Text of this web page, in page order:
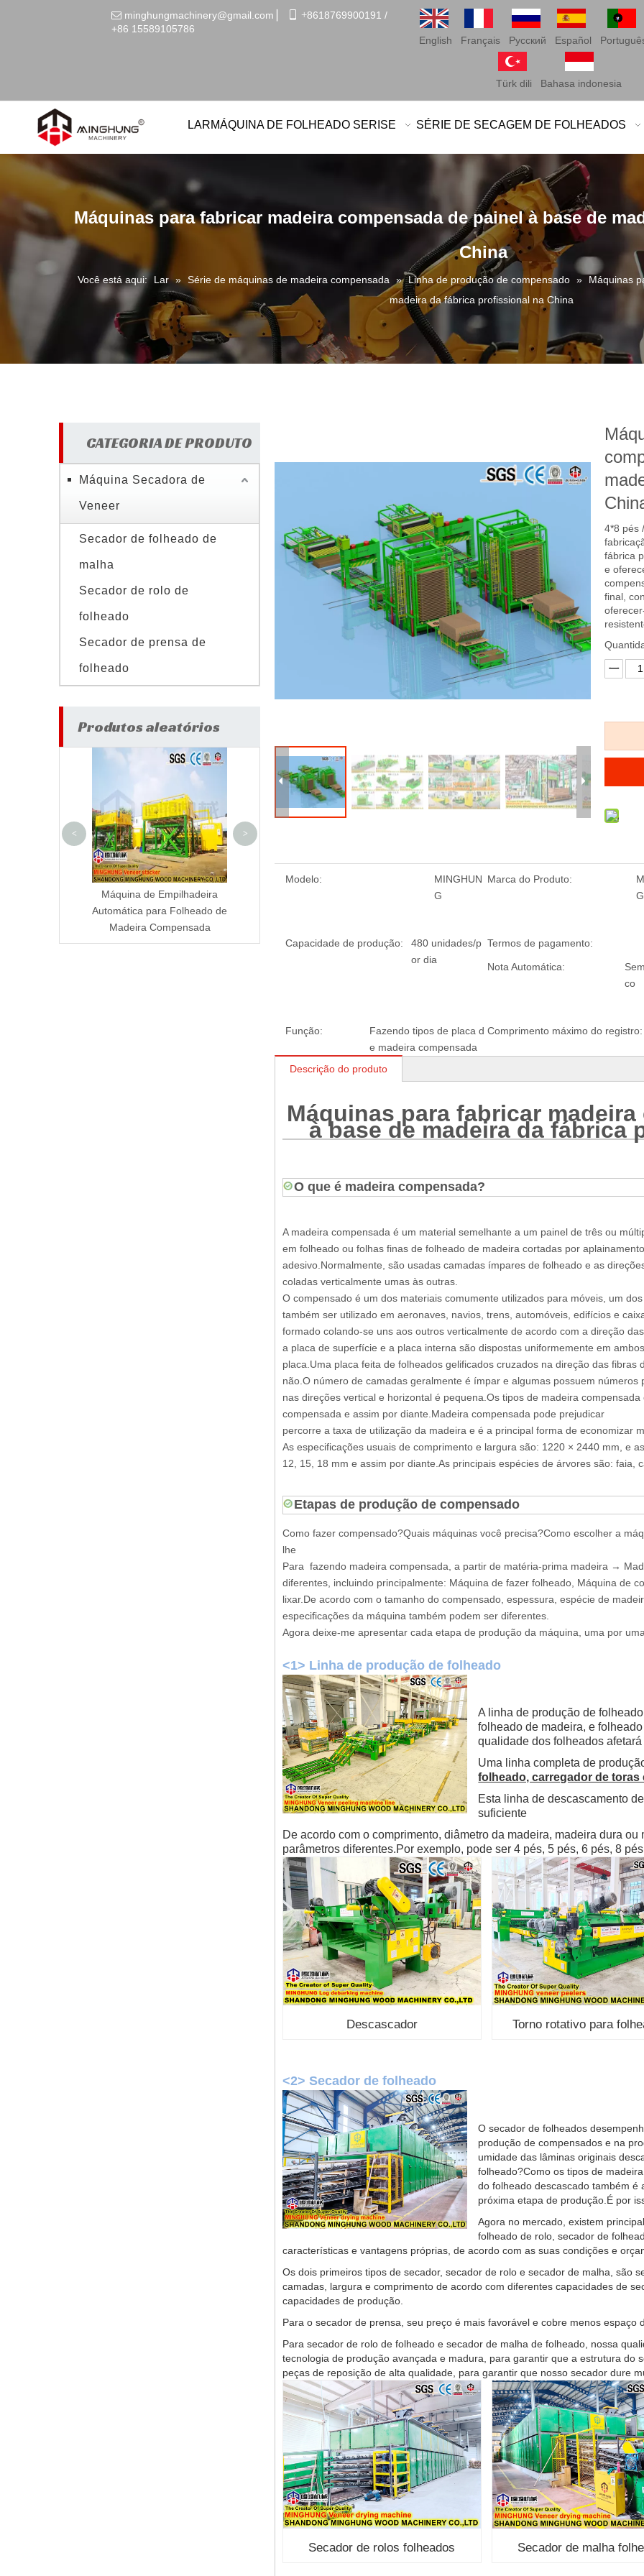
 minghungmachinery@gmail.com  +8618769900191 /
+86 15589105786
English
Français Pусский Español
Türk dili Bahasa indonesia
LARMÁQUINA DE FOLHEADO SERISE SÉRIE DE SECAGEM DE FOLHEADOS
Máquinas para fabricar madeira compensada de painel à base de
China
Você está aqui: Lar » Série de máquinas de madeira compensada » Linha de produção de compensado »
Máquinas
madeira da fábrica profissional na China
CATEGORIA DE PRODUTO
Máquina Secadora de
Veneer
Secador de folheado de
malha
Secador de rolo de
folheado
Secador de prensa de
folheado
Produtos aleatórios
Máquina de Empilhadeira
Automática para Folheado de
Madeira Compensada
Máquina de prensagem a frio
de madeira compensada de
500 toneladas da China
Fabricante máquina de
Lixadeira para calibração de
compensado
Lixadeira de
larga/máquinas
compensado/
compensado
< >
4*8 pés
fábrica
e
final,
Modelo:
MINGHUN
G
Marca do Produto:
G
Capacidade de produção:
480 unidades/p
or dia
Termos de pagamento:
Nota Automática:
co
Função:
Fazendo tipos de placa d
e madeira compensada
Comprimento máximo do registro:
Descrição do produto
Máquinas para fabricar
à base de madeira da fábrica
O que é madeira compensada?
A madeira compensada é um material semelhante a um painel de três ou
em folheado ou folhas finas de folheado de madeira cortadas por
adesivo.Normalmente, são usadas camadas ímpares de folheado e as
coladas verticalmente umas às outras.
O compensado é um dos materiais comumente utilizados para móveis, um
também ser utilizado em aeronaves, navios, trens, automóveis, edifícios e
formado colando-se uns aos outros verticalmente de acordo com a direção
a placa de superfície e a placa interna são dispostas uniformemente em
placa.Uma placa feita de folheados gelificados cruzados na direção das
não.O número de camadas geralmente é ímpar e algumas possuem
nas direções vertical e horizontal é pequena.Os tipos de madeira
compensada e assim por diante.Madeira compensada pode prejudicar
percorre a taxa de utilização da madeira e é a principal forma de economizar
As especificações usuais de comprimento e largura são: 1220 × 2440 mm, e
12, 15, 18 mm e assim por diante.As principais espécies de árvores são: faia,
Etapas de produção de compensado
Como fazer compensado?Quais máquinas você precisa?Como escolher a
lhe
Para fazendo madeira compensada, a partir de matéria-prima madeira →
diferentes, incluindo principalmente: Máquina de fazer folheado, Máquina de
lixar.De acordo com o tamanho do compensado, espessura, espécie de
especificações da máquina também podem ser diferentes.
Agora deixe-me apresentar cada etapa de produção da máquina, uma por uma
<1> Linha de produção de folheado
A linha de produção de
folheado de madeira, e
qualidade dos folheados
Uma linha completa de
folheado, carregador de
Esta linha de descascamento
suficiente
De acordo com o comprimento, diâmetro da madeira, madeira dura
parâmetros diferentes.Por exemplo, pode ser 4 pés, 5 pés, 6 pés, 8
Descascador Torno rotativo para
<2> Secador de folheado
O secador de folheados
produção de compensados ​​e na
umidade das lâminas originais
folheado?Como os tipos de
do folheado descascado também é
próxima etapa de produção.É por
Agora no mercado, existem
folheado de rolo, secador de
características e vantagens próprias, de acordo com as suas condições e
Os dois primeiros tipos de secador, secador de rolo e secador de malha, são
camadas, largura e comprimento de acordo com diferentes capacidades de
capacidades de produção.
Para o secador de prensa, seu preço é mais favorável e cobre menos espaço
Para secador de rolo de folheado e secador de malha de folheado, nossa
tecnologia de produção avançada e madura, para garantir que a estrutura do
peças de reposição de alta qualidade, para garantir que nosso secador dure
Secador de rolos folheados Secador de malha